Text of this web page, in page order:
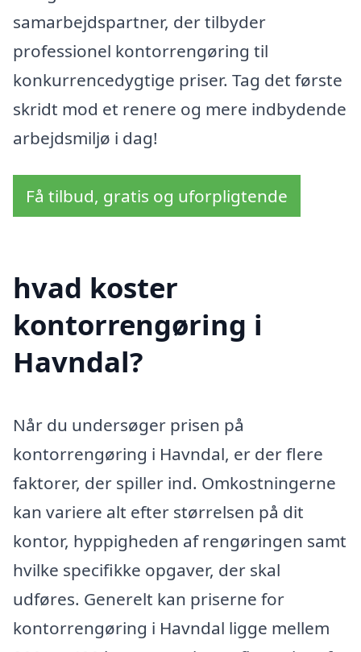
samarbejdspartner, der tilbyder
professionel kontorrengøring til
konkurrencedygtige priser. Tag det første
skridt mod et renere og mere indbydende
arbejdsmiljø i dag!
Få tilbud, gratis og uforpligtende
hvad koster
kontorrengøring i
Havndal?
Når du undersøger prisen på
kontorrengøring i Havndal, er der flere
faktorer, der spiller ind. Omkostningerne
kan variere alt efter størrelsen på dit
kontor, hyppigheden af rengøringen samt
hvilke specifikke opgaver, der skal
udføres. Generelt kan priserne for
kontorrengøring i Havndal ligge mellem